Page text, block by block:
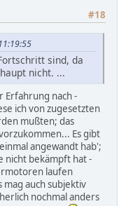
#18
sind, da
nicht. ...
Erfahrung nach -
ich von zugesetzten
mußten; das
Es gibt
angewandt hab';
nicht bekämpft hat -
laufen
mag auch subjektiv
nochmal anders